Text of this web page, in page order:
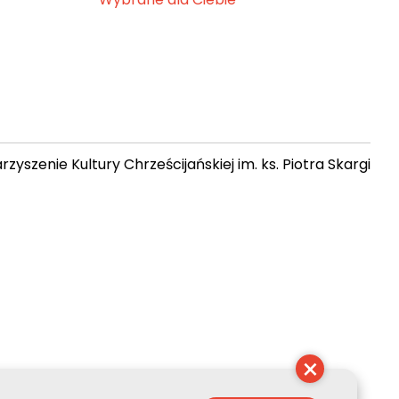
Kultury Chrześcijańskiej im. ks. Piotra Skargi
×